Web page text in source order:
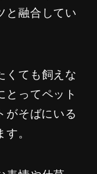
と融合してい
くても飼えな
とってペット
がそばにいる
。